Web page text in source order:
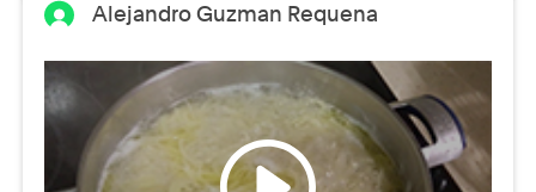
Alejandro Guzman Requena